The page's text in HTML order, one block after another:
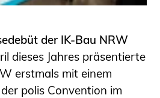
der IK-Bau NRW
dieses Jahres präsentierte
erstmals mit einem
polis Convention im